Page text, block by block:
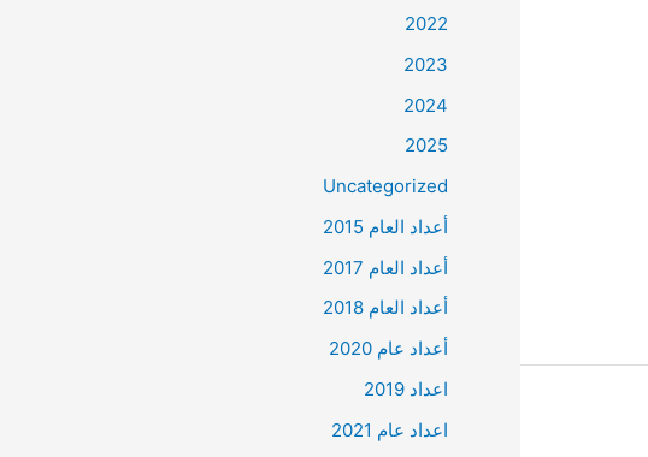
2022
2023
2024
2025
Uncategorized
أعداد العام 2015
أعداد العام 2017
أعداد العام 2018
أعداد عام 2020
اعداد 2019
اعداد عام 2021